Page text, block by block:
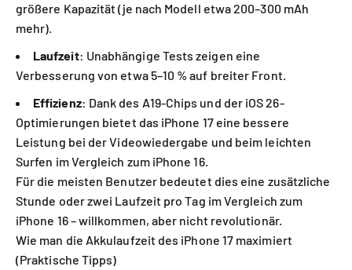
größere Kapazität (je nach Modell etwa 200–300 mAh
mehr).
Laufzeit: Unabhängige Tests zeigen eine
Verbesserung von etwa 5–10 % auf breiter Front.
Effizienz: Dank des A19-Chips und der iOS 26-
Optimierungen bietet das iPhone 17 eine bessere
Leistung bei der Videowiedergabe und beim leichten
Surfen im Vergleich zum iPhone 16.
Für die meisten Benutzer bedeutet dies eine zusätzliche
Stunde oder zwei Laufzeit pro Tag im Vergleich zum
iPhone 16 – willkommen, aber nicht revolutionär.
Wie man die Akkulaufzeit des iPhone 17 maximiert
(Praktische Tipps)